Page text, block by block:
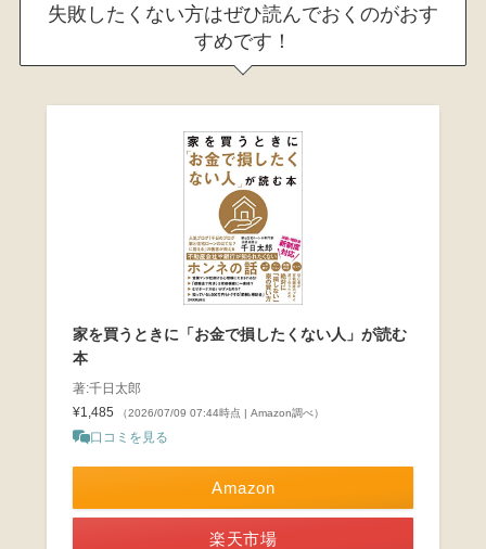
失敗したくない方はぜひ読んでおくのがおす
すめです！
家を買うときに「お金で損したくない人」が読む
本
著:千日太郎
¥1,485
（2026/07/09 07:44時点 | Amazon調べ）
口コミを見る
Amazon
楽天市場